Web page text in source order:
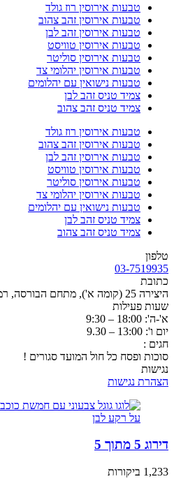
טבעות אירוסין רוז גולד
טבעות אירוסין זהב צהוב
טבעות אירוסין זהב לבן
טבעות אירוסין טוויסט
טבעות אירוסין סוליטר
טבעות אירוסין יהלומי צד
טבעות נישואין עם יהלומים
צמיד טניס זהב לבן
צמיד טניס זהב צהוב
טבעות אירוסין רוז גולד
טבעות אירוסין זהב צהוב
טבעות אירוסין זהב לבן
טבעות אירוסין טוויסט
טבעות אירוסין סוליטר
טבעות אירוסין יהלומי צד
טבעות נישואין עם יהלומים
צמיד טניס זהב לבן
צמיד טניס זהב צהוב
טלפון
03-7519935
כתובת
היצירה 25 (קומה א'), מתחם הבורסה, רמת גן
שעות פעילות
א'-ה': 18:00 – 9:30
יום ו': 13:00 – 9.30
חגים :
סוכות ופסח כל חול המועד סגורים !
נגישות
הצהרת נגישות
דירוג 5 מתוך 5
1,233 ביקורות